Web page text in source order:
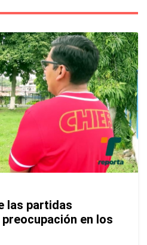
las partidas
en los